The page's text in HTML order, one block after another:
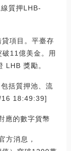
質押LHB-
項目。平臺存
11億美金。用
LHB 獎勵。
括質押池、流
16 18:49:39]
應的數字貨幣
方消息，